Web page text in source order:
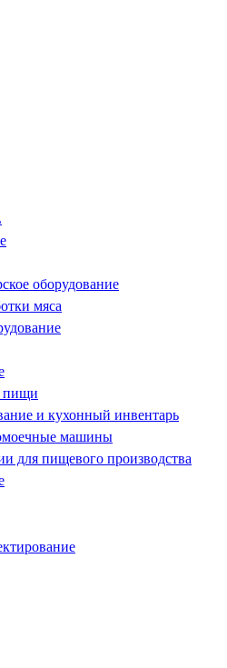
оборудование
мяса
пищи
и кухонный инвентарь
машины
для пищевого производства